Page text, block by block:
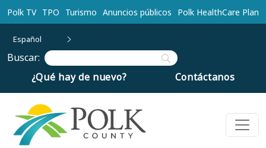
Ir al contenido principal
Polk TV TPO Turismo Anuncios públicos Polk HealthCare Plan
Español
Buscar:
¿Qué hay de nuevo?
Contáctanos